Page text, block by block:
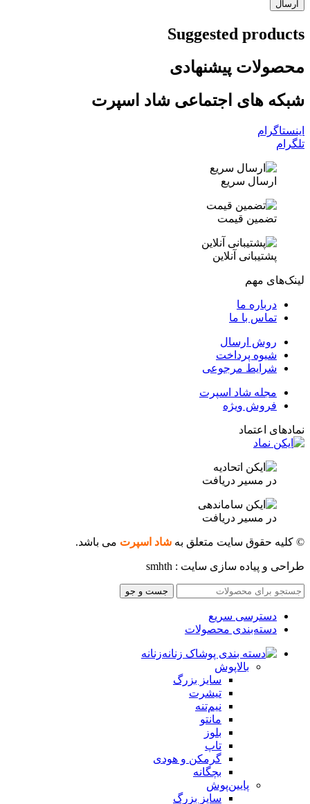
Suggested products
محصولات پیشنهادی
شبکه های اجتماعی شاد اسپرت
اینستاگرام
تلگرام
ارسال سریع
تضمین قیمت
پشتیبانی آنلاین
لینک‌های مهم
درباره ما
تماس با ما
روش ارسال
شیوه پرداخت
شرایط مرجوعی
مجله شاد اسپرت
فروش ویژه
نمادهای اعتماد
در مسیر دریافت
در مسیر دریافت
© کلیه حقوق سایت متعلق به شاد اسپرت می باشد.
طراحی و پیاده سازی سایت : smhth
جست و جو
دسترسی سریع
دسته‌بندی محصولات
زنانه
بالاپوش
سایز بزرگ
تیشرت
نیم‌تنه
مانتو
بلوز
تاپ
گرمکن و هودی
بچگانه
پایین‌پوش
سایز بزرگ